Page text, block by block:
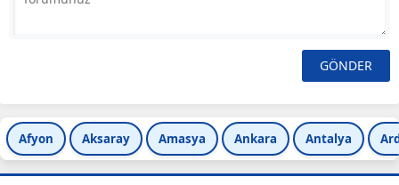
Afyon Aksaray Amasya Ankara Antalya